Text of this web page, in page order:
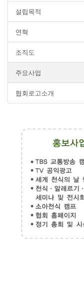
설립목적
연혁
조직도
주요사업
협회로고소개